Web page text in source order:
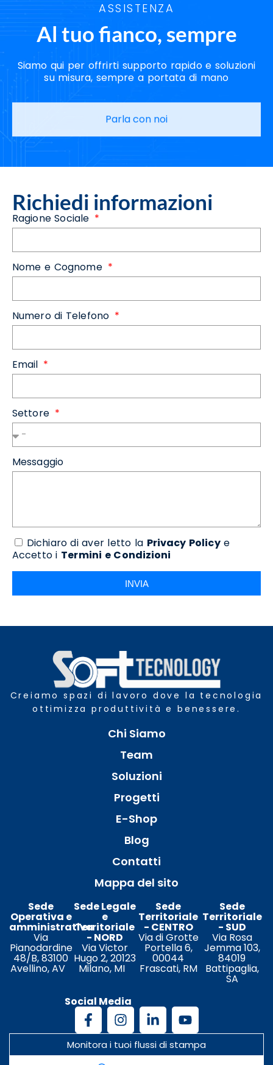
ASSISTENZA
Al tuo fianco, sempre
Siamo qui per offrirti supporto rapido e soluzioni
su misura, sempre a portata di mano
Parla con noi
Richiedi informazioni
Ragione Sociale
Nome e Cognome
Numero di Telefono
Email
Settore
Messaggio
Dichiaro di aver letto la Privacy Policye
Accetto i Termini e Condizioni
INVIA
Creiamo spazi di lavoro dove la tecnologia
ottimizza produttività e benessere.
Chi Siamo
Team
Soluzioni
Progetti
E-Shop
Blog
Contatti
Mappa del sito
Sede
Operativa e
amministrativa
Via
Pianodardine
48/B, 83100
Avellino, AV
Sede Legale
e
Territoriale
- NORD
Via Victor
Hugo 2, 20123
Milano, MI
Sede
Territoriale
- CENTRO
Via di Grotte
Portella 6,
00044
Frascati, RM
Sede
Territoriale
- SUD
Via Rosa
Jemma 103,
84019
Battipaglia,
SA
Social Media
Monitora i tuoi flussi di stampa